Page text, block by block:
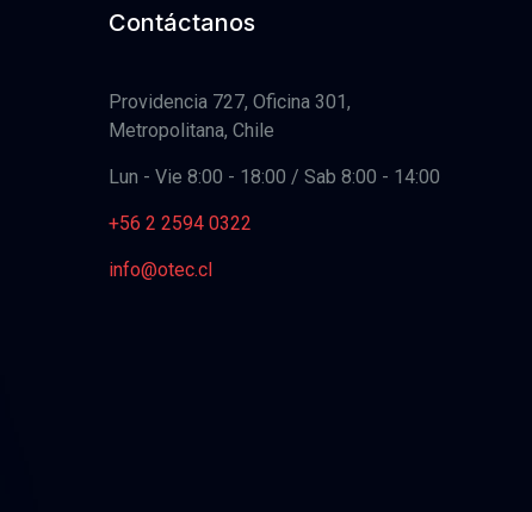
Contáctanos
Providencia 727, Oficina 301,
Metropolitana, Chile
Lun - Vie 8:00 - 18:00 / Sab 8:00 - 14:00
+56 2 2594 0322
info@otec.cl